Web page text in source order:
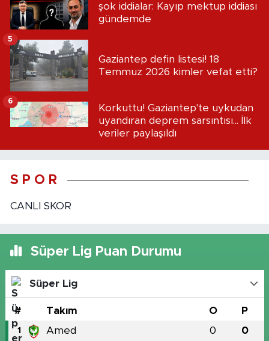
şok iddialar: Kayıp mektup iddiası
gündemde
Gaziantep defin listesi! 18
Temmuz 2026 kimler vefat etti?
5
Korkuttu! Gaziantep'te uykudan
uyandıran deprem sarsıntısı... İlk
veriler paylaşıldı
6
S P O R
CANLI SKOR
Süper Lig Puan Durumu
Süper Lig
# Takım O P
1 Amed 0 0